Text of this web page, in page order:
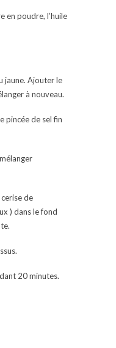
en poudre, l’huile
jaune. Ajouter le
à nouveau.
pincée de sel fin
de
) dans le fond
20 minutes.